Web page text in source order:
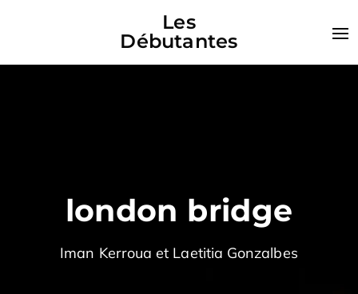
Les
Débutantes
london bridge
Iman Kerroua et Laetitia Gonzalbes